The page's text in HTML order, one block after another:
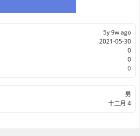
5y 9w ago
2021-05-30
0
0
0
男
十二月 4